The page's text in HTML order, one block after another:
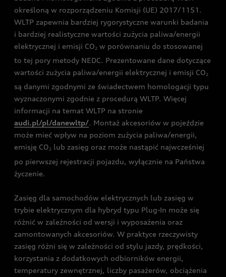
określoną w rozporządzeniu Komisji (UE) 2017/1151.
WLTP zapewnia bardziej rygorystyczne warunki badania
i bardziej realistyczne wartości zużycia paliwa/energii
elektrycznej i emisji CO2 w porównaniu do stosowanej
to tej pory metody NEDC. Prezentowane dane dotyczące
wartości zużycia paliwa/energii elektrycznej i emisji CO2
są danymi zgodnymi ze świadectwem homologacji typu
wyznaczonymi zgodnie z procedurą WLTP. Więcej
informacji na temat WLTP na stronie
audi.pl/pl/danewltp/. Montaż akcesoriów w pojeździe
może mieć wpływ na poziom zużycia paliwa/energii,
emisję CO2 lub zasięg oraz może nastąpić najwcześniej
po pierwszej rejestracji pojazdu, wyłącznie na Państwa
życzenie.
Zasięg dla samochodów elektrycznych lub zasięg w
trybie elektrycznym dla hybryd typu Plug-In może się
różnić w zależności od wersji i wyposażenia oraz
zamontowanych akcesoriów. W praktyce rzeczywisty
zasięg różni się w zależności od stylu jazdy, prędkości,
korzystania z dodatkowych odbiorników energii,
temperatury zewnętrznej, liczby pasażerów, obciążenia